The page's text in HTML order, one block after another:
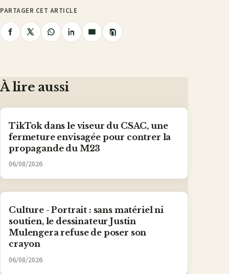
PARTAGER CET ARTICLE
PartagerPartagerPartagerPartagerPartager
Copier
le
À lire aussi
TikTok dans le viseur du CSAC, une
fermeture envisagée pour contrer la
propagande du M23
06/08/2026
Culture - Portrait : sans matériel ni
soutien, le dessinateur Justin
Mulengera refuse de poser son
crayon
06/08/2026